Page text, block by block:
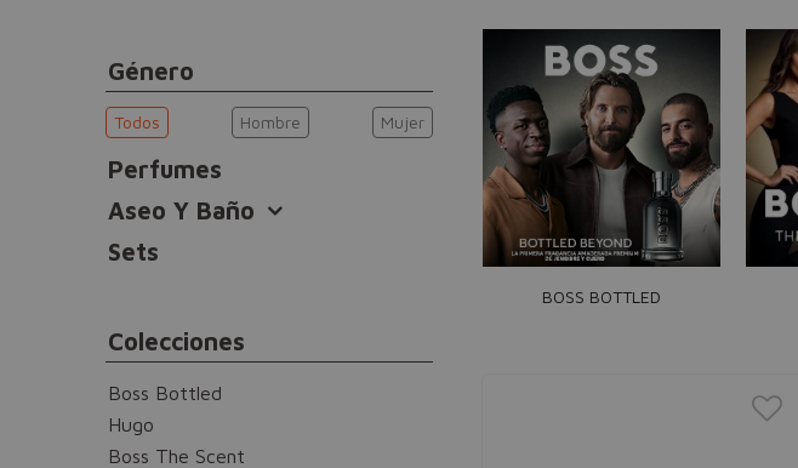
Género
Todos Hombre Mujer
Perfumes
Aseo Y Baño
Sets
Colecciones
Boss Bottled
Hugo
Boss The Scent
BOSS BOTTLED